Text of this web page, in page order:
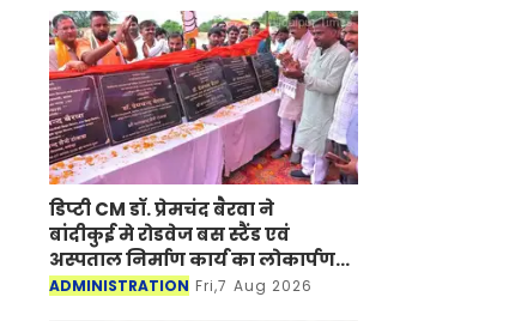
डिप्टी CM डॉ. प्रेमचंद बैरवा ने
बांदीकुई मे रोडवेज बस स्टैंड एवं
अस्पताल निर्माण कार्य का लोकार्पण-
शिलान्यास किया
ADMINISTRATION Fri,7 Aug 2026